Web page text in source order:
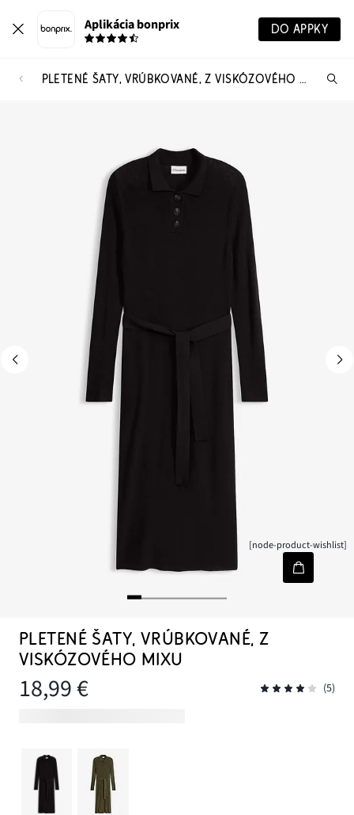
Aplikácia bonprix DO APPKY
PLETENÉ ŠATY, VRÚBKOVANÉ, Z VISKÓZOVÉHO MIXU
[node-product-wishlist]
PLETENÉ ŠATY, VRÚBKOVANÉ, Z
VISKÓZOVÉHO MIXU
18,99 € (5)